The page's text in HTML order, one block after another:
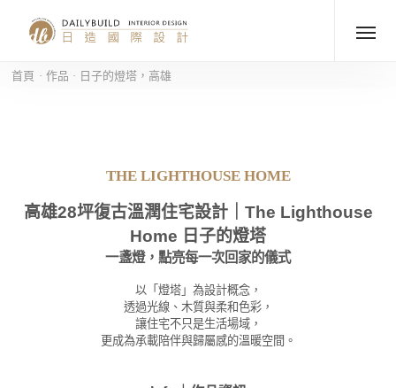
首頁 作品 日子的燈塔，高雄
THE LIGHTHOUSE HOME
高雄28坪復古溫潤住宅設計｜The Lighthouse
Home 日子的燈塔
一盞燈，點亮每一次回家的儀式
以「燈塔」為設計概念，
透過光線、木質與柔和色彩，
讓住宅不只是生活場域，
更成為承載陪伴與歸屬感的溫暖空間。